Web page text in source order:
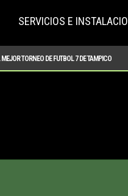
SERVICIOS E
MEJOR TORNEO DE FUTBOL 7 DE TAMPICO